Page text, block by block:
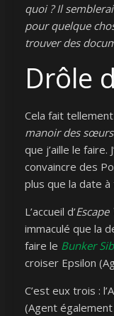
quoi ? Il
pour quelque
trouver des
Drôle
Cela fait
manoir des
que j’aille le faire.
convaincre des
plus que la date
L’accueil d’Escape
immaculé que la
faire le Bunker
croiser Epsilon
C’est eux trois :
(Agent